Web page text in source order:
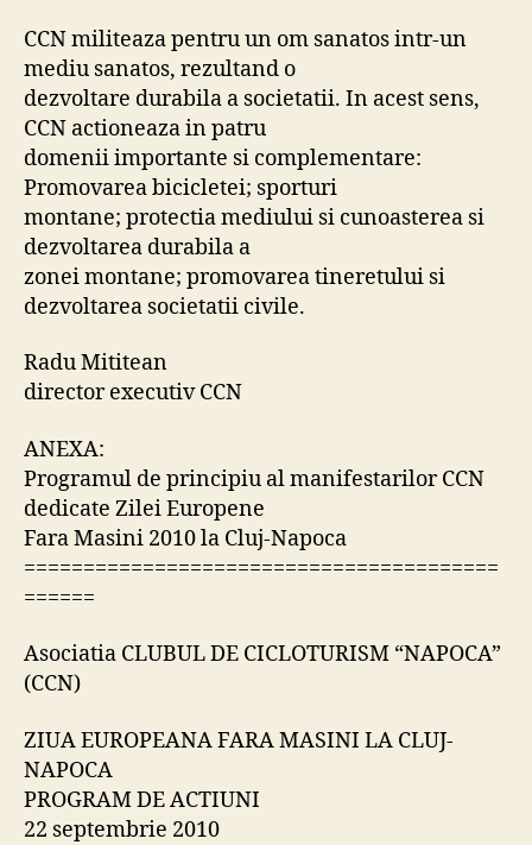
CCN militeaza pentru un om sanatos intr-un
mediu sanatos, rezultand o
dezvoltare durabila a societatii. In acest sens,
CCN actioneaza in patru
domenii importante si complementare:
Promovarea bicicletei; sporturi
montane; protectia mediului si cunoasterea si
dezvoltarea durabila a
zonei montane; promovarea tineretului si
dezvoltarea societatii civile.
Radu Mititean
director executiv CCN
ANEXA:
Programul de principiu al manifestarilor CCN
dedicate Zilei Europene
Fara Masini 2010 la Cluj-Napoca
========================================
======
Asociatia CLUBUL DE CICLOTURISM “NAPOCA”
(CCN)
ZIUA EUROPEANA FARA MASINI LA CLUJ-
NAPOCA
PROGRAM DE ACTIUNI
22 septembrie 2010